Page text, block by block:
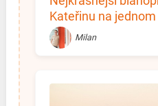
Kateřinu na
Milan